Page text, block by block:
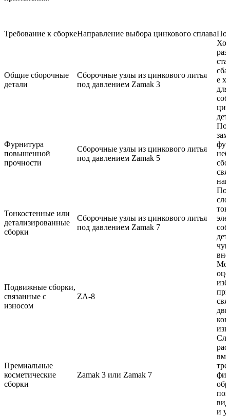
Требование к сборкеНаправление выбора цинкового сплава
Общие сборочные
детали
Сборочные узлы из цинкового литья
под давлением Zamak 3
е
Фурнитура
повышенной
прочности
Сборочные узлы из цинкового литья
под давлением Zamak 5
Тонкостенные или
детализированные
сборки
Сборочные узлы из цинкового литья
под давлением Zamak 7
Подвижные сборки,
связанные с
износом
ZA-8
Премиальные
косметические
сборки
Zamak 3 или Zamak 7
и